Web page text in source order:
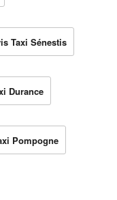
Taxi Sénestis
Durance
Pompogne